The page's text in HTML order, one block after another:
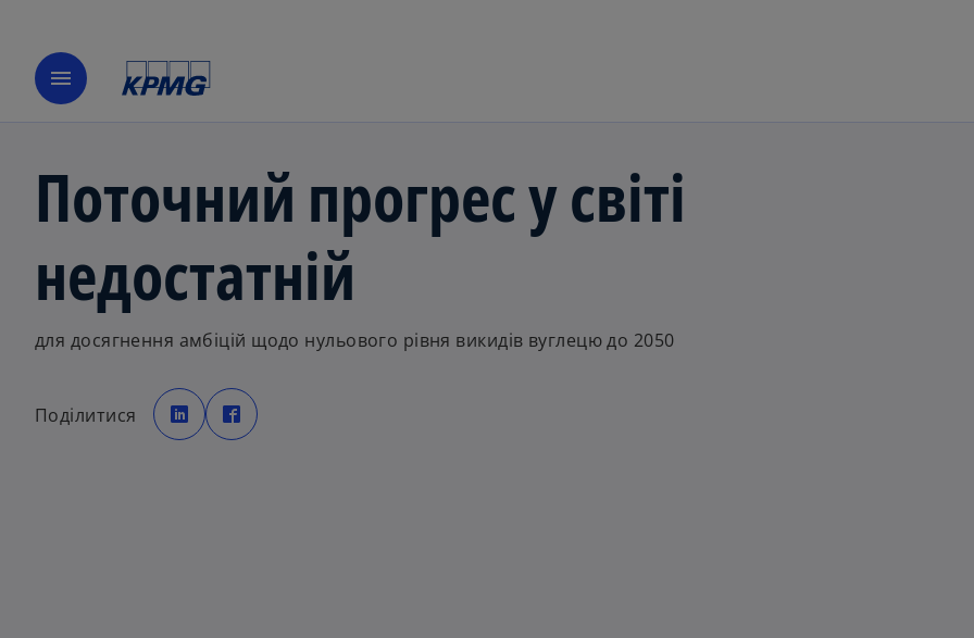
menu
Поточний прогрес у світі
недостатній
для досягнення амбіцій щодо нульового рівня викидів вуглецю до 2050
Поділитися
o
p
e
n
p
e